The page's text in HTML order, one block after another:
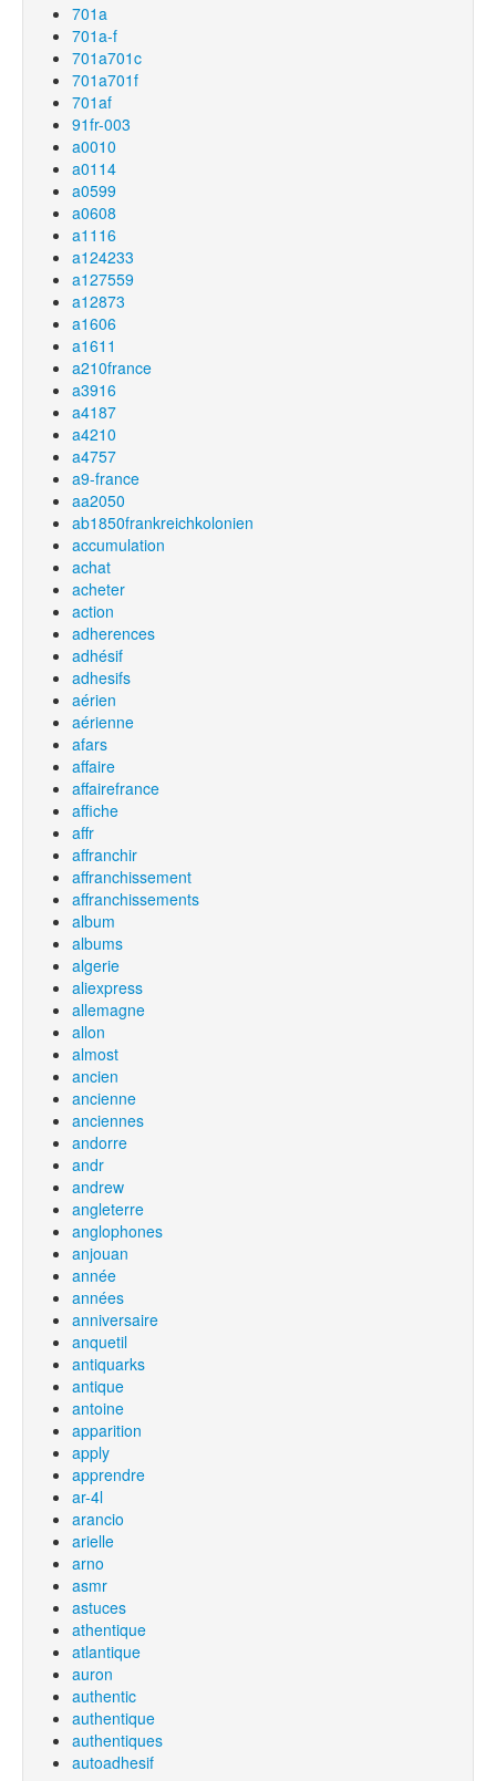
701a
701a-f
701a701c
701a701f
701af
91fr-003
a0010
a0114
a0599
a0608
a1116
a124233
a127559
a12873
a1606
a1611
a210france
a3916
a4187
a4210
a4757
a9-france
aa2050
ab1850frankreichkolonien
accumulation
achat
acheter
action
adherences
adhésif
adhesifs
aérien
aérienne
afars
affaire
affairefrance
affiche
affr
affranchir
affranchissement
affranchissements
album
albums
algerie
aliexpress
allemagne
allon
almost
ancien
ancienne
anciennes
andorre
andr
andrew
angleterre
anglophones
anjouan
année
années
anniversaire
anquetil
antiquarks
antique
antoine
apparition
apply
apprendre
ar-4l
arancio
arielle
arno
asmr
astuces
athentique
atlantique
auron
authentic
authentique
authentiques
autoadhesif